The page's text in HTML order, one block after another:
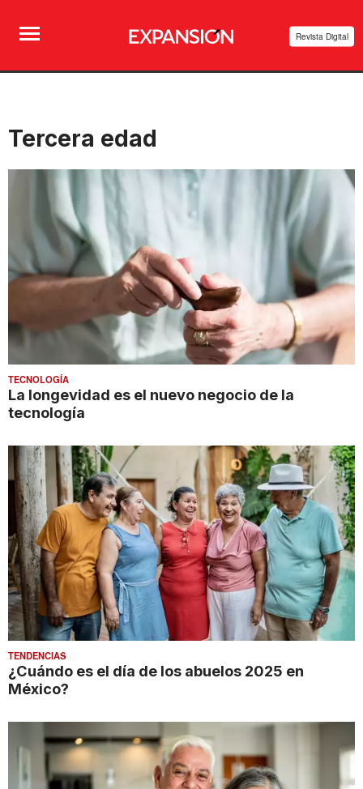
Revista Digital
Tercera edad
TECNOLOGÍA
La longevidad es el nuevo negocio de la
tecnología
TENDENCIAS
¿Cuándo es el día de los abuelos 2025 en
México?